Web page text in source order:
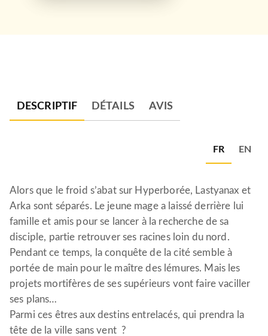
DESCRIPTIF DÉTAILS AVIS
FR EN
Alors que le froid s’abat sur Hyperborée, Lastyanax et
Arka sont séparés. Le jeune mage a laissé derrière lui
famille et amis pour se lancer à la recherche de sa
disciple, partie retrouver ses racines loin du nord.
Pendant ce temps, la conquête de la cité semble à
portée de main pour le maître des lémures. Mais les
projets mortifères de ses supérieurs vont faire vaciller
ses plans…
Parmi ces êtres aux destins entrelacés, qui prendra la
tête de la ville sans vent ?